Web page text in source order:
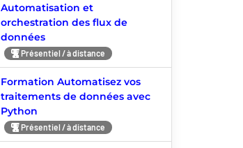
Automatisation et
orchestration des flux de
données
Présentiel / à distance
Formation Automatisez vos
traitements de données avec
Python
Présentiel / à distance